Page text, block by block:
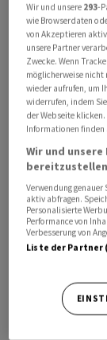
Der Umsatz
zur
Millionen
mitteilte.
Prozent) als
Prozent)
Profitabilität
Auch die
bereinigte
Millionen im
Unter dem
Wir und unsere 293-
wie Browserdaten
von Akzeptieren
unsere Partner
Zwecke. Wenn
möglicherweise nicht
wieder aufrufen, um
widerrufen, indem
der Webseite
Informationen finden
Wir und
Verwendung
aktiv abfragen.
Personalisierte
Performance von
Verbesserung von
Liste der Partner